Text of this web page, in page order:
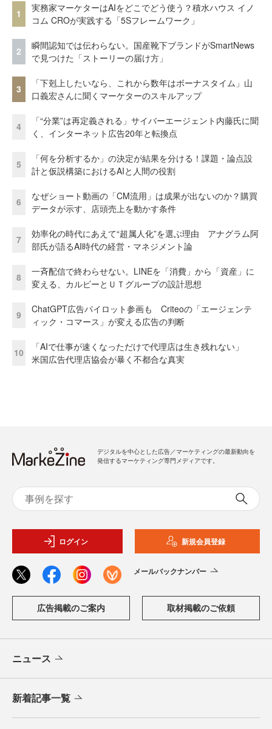
1
実務家マーケターはAIをどこでどう使う？積水ハウス イノ
コム CROが実践する「5Sフレームワーク」
2
瞬間認知では伝わらない。国産靴下ブランドがSmartNews
で見つけた「ストーリーの届け方」
3
「下剋上したいなら、これから数年はボーナスタイム」山
口義宏さんに聞くマーケターのスキルアップ
4
「“分業”は再定義される」サイバーエージェント内藤氏に聞
く、インターネット広告20年と転換点
5
「何を分析するか」の決定が結果を分ける！課題・論点設
計と仮説構築におけるAIと人間の役割
6
なぜショート動画の「CM流用」は成果が出ないのか？購買
データが示す、店頭売上を動かす条件
7
効率化の時代にあえて“超属人化”を選ぶ理由 アナグラム阿
部氏が語るAI時代の経営・マネジメント論
8
一斉配信で終わらせない。LINEを「消費」から「資産」に
変える、カルビーとＵＴグループの設計思想
9
ChatGPT広告パイロット参画も Criteoの「エージェンテ
ィック・コマース」が変える広告の判断
10
「AIで仕事が速くなっただけで代理店は生き残れない」
米国広告代理店協会が暴く不都合な真実
デジタルを中心とした広告／マーケティングの最新動向を
発信するマーケティング専門メディアです。
ログイン 新規会員登録
メールバックナンバー
広告掲載のご案内 取材掲載のご依頼
ニュース
新着記事一覧